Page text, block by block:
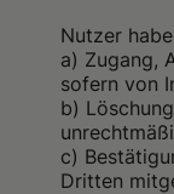
Nutzer
a) Zugang,
sofern von
b)
c)
Dritten